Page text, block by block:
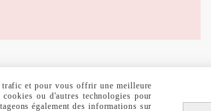
POLITIQUE DE CONFIDENTIALITÉ
trafic et pour vous offrir une meilleure
ou d'autres technologies pour
également des informations sur